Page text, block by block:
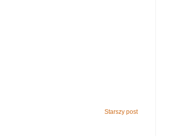
Starszy post